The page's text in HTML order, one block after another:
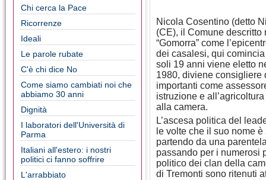
Chi cerca la Pace
Ricorrenze
Ideali
Le parole rubate
C'è chi dice No
Come siamo cambiati noi che
abbiamo 30 anni
Dignità
I laboratori dell'Università di
Parma
Italiani all'estero: i nostri
politici ci fanno soffrire
L'arrabbiato
Nicola Cosentino (detto
(CE), il Comune
“Gomorra” come
dei casalesi, qui
soli 19 anni viene eletto
1980, diviene consigliere
importanti come
istruzione e
alla camera.
L’ascesa politica del
le volte che il suo nome
partendo da una
passando per i numerosi
politico dei clan della
di Tremonti sono ritenuti